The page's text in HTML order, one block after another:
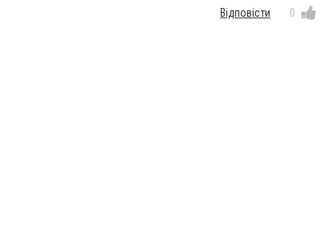
Відповісти
0